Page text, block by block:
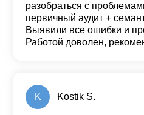
разобраться с
первичный аудит +
Выявили все ошибки и
Работой доволен,
K Kostik S.